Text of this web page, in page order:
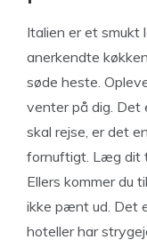
Italien er et smukt
anerkendte
søde heste.
venter på dig. Det
skal rejse, er det
fornuftigt. Læg dit
Ellers kommer du
ikke pænt ud. Det
hoteller har